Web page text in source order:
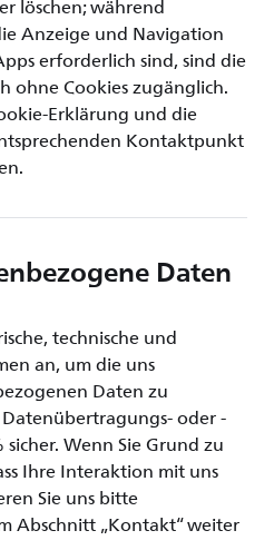
löschen; während
Anzeige und Navigation
erforderlich sind, sind die
ohne Cookies zugänglich.
Erklärung und die
Kontaktpunkt
Daten
technische und
an, um die uns
Daten zu
oder -
Wenn Sie Grund zu
Ihre Interaktion mit uns
Sie uns bitte
Abschnitt „Kontakt“ weiter